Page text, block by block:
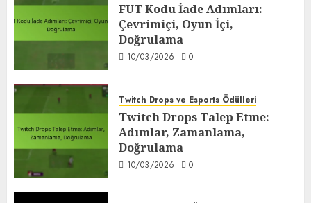
FUT Kodu İade Adımları:
Çevrimiçi, Oyun İçi,
Doğrulama
10/03/2026 0
Twitch Drops ve Esports Ödülleri
Twitch Drops Talep Etme:
Adımlar, Zamanlama,
Doğrulama
10/03/2026 0